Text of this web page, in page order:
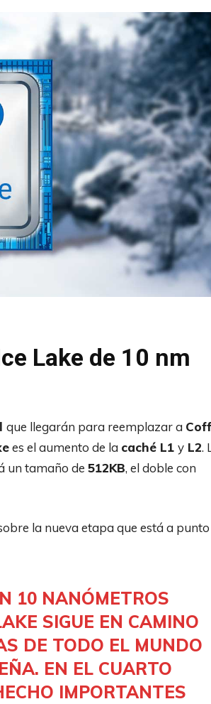
Lake de 10 nm
que llegarán para reemplazar a
es el aumento de la caché L1 y L2.
un tamaño de 512KB, el doble con
la nueva etapa que está a punto
10 NANÓMETROS
SIGUE EN CAMINO
DE TODO EL MUNDO
EN EL CUARTO
IMPORTANTES